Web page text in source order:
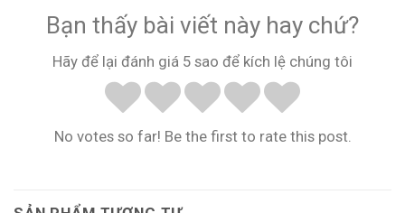
Bạn thấy bài viết này hay chứ?
Hãy để lại đánh giá 5 sao để kích lệ chúng tôi
No votes so far! Be the first to rate this post.